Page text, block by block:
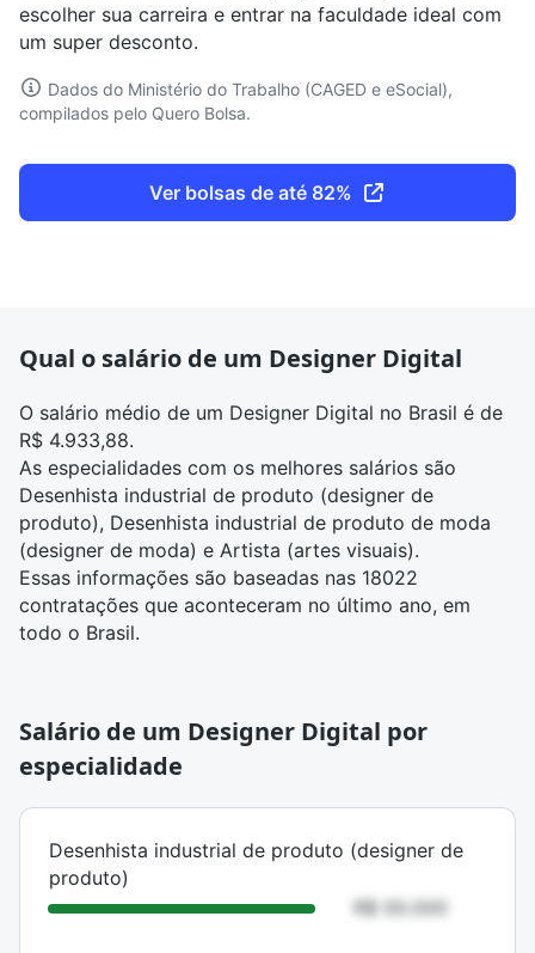
escolher sua carreira e entrar na faculdade ideal com
um super desconto.
Dados do Ministério do Trabalho (CAGED e eSocial),
compilados pelo Quero Bolsa.
Ver bolsas de até 82%
Qual o salário de um Designer Digital
O salário médio de um Designer Digital no Brasil é de
R$ 4.933,88.
As especialidades com os melhores salários são
Desenhista industrial de produto (designer de
produto), Desenhista industrial de produto de moda
(designer de moda) e Artista (artes visuais).
Essas informações são baseadas nas 18022
contratações que aconteceram no último ano, em
todo o Brasil.
Salário de um Designer Digital por
especialidade
ESPECIALIDADE
SALÁRIO MÉDIO
Desenhista industrial de produto (designer de
produto)
R$ 00.000